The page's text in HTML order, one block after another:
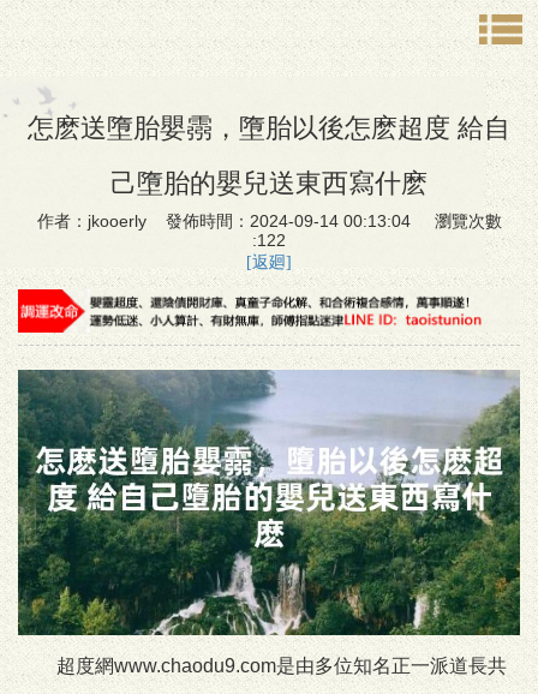
怎麽送墮胎嬰霛，墮胎以後怎麽超度 給自
己墮胎的嬰兒送東西寫什麽
作者：jkooerly 發佈時間：2024-09-14 00:13:04 瀏覽次數
:122
[返廻]
超度網www.chaodu9.com是由多位知名正一派道長共